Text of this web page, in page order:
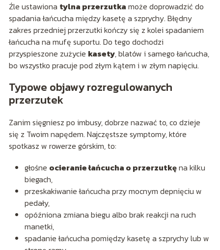
Źle ustawiona tylna przerzutka może doprowadzić do
spadania łańcucha między kasetę a szprychy. Błędny
zakres przedniej przerzutki kończy się z kolei spadaniem
łańcucha na mufę suportu. Do tego dochodzi
przyspieszone zużycie kasety, blatów i samego łańcucha,
bo wszystko pracuje pod złym kątem i w złym napięciu.
Typowe objawy rozregulowanych
przerzutek
Zanim sięgniesz po imbusy, dobrze nazwać to, co dzieje
się z Twoim napędem. Najczęstsze symptomy, które
spotkasz w rowerze górskim, to:
głośne ocieranie łańcucha o przerzutkęna kilku
biegach,
przeskakiwanie łańcucha przy mocnym depnięciu w
pedały,
opóźniona zmiana biegu albo brak reakcji na ruch
manetki,
spadanie łańcucha pomiędzy kasetę a szprychy lub w